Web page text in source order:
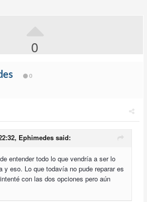
0
0
Ephimedes said:
entender todo lo que vendría a ser lo
y eso. Lo que todavía no pude reparar es
con las dos opciones pero aún